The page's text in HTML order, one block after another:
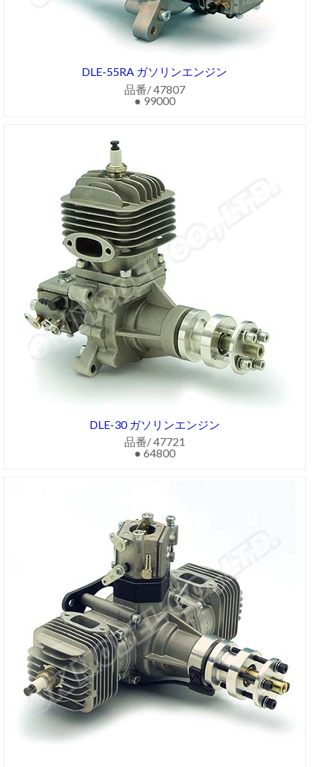
DLE-55RA ガソリンエンジン
品番/ 47807
● 99000
DLE-30 ガソリンエンジン
品番/ 47721
● 64800